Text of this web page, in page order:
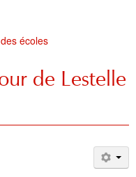
écoles
de Lestelle